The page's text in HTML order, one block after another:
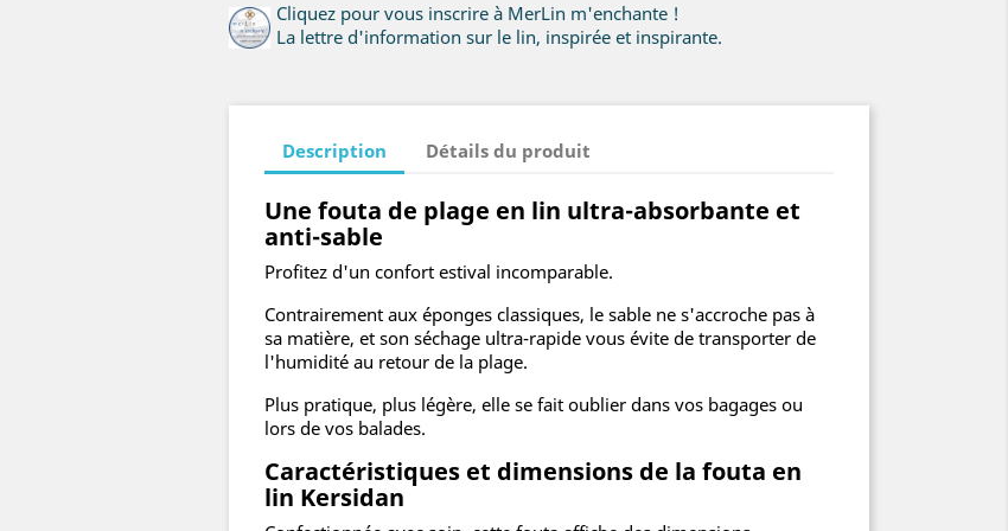
Cliquez pour vous inscrire à MerLin m'enchante !
La lettre d'information sur le lin, inspirée et inspirante.
Description Détails du produit
Une fouta de plage en lin ultra-absorbante et
anti-sable
Profitez d'un confort estival incomparable.
Contrairement aux éponges classiques, le sable ne s'accroche pas à
sa matière, et son séchage ultra-rapide vous évite de transporter de
l'humidité au retour de la plage.
Plus pratique, plus légère, elle se fait oublier dans vos bagages ou
lors de vos balades.
Caractéristiques et dimensions de la fouta en
lin Kersidan